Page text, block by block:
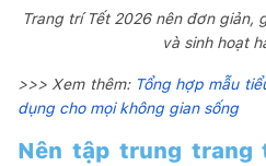
Trang trí Tết 2026 nên đơn giản,
và sinh hoạt
>>> Xem thêm: Tổng hợp mẫu
dụng cho mọi không gian sống
Nên tập trung trang